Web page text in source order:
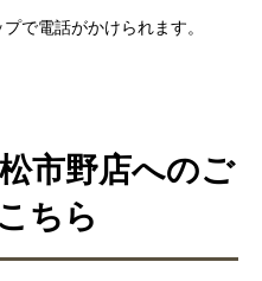
で電話がかけられます。
市野店へのご
ちら